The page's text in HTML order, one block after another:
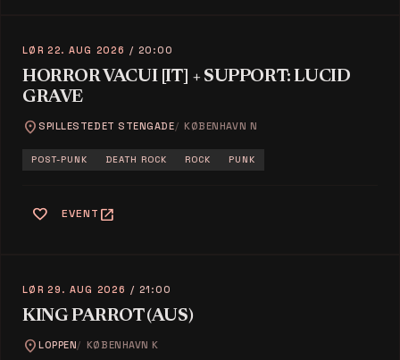
LØR 22. AUG 2026 / 20:00
HORROR VACUI [IT] + SUPPORT: LUCID
GRAVE
location_on SPILLESTEDET STENGADE KØBENHAVN N
POST-PUNK DEATH ROCK ROCK PUNK
favorite EVENT open_in_new
LØR 29. AUG 2026 / 21:00
KING PARROT (AUS)
location_on LOPPEN KØBENHAVN K